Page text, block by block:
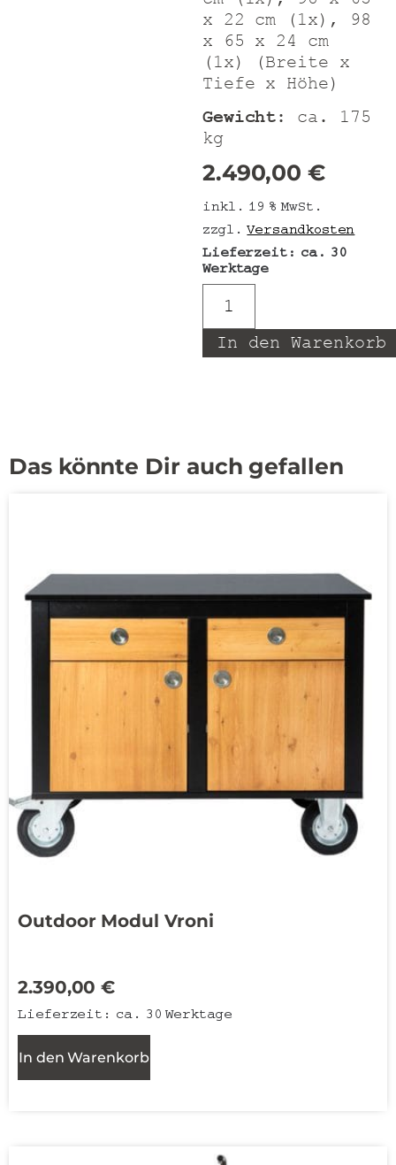
x 22 cm (1x), 98
x 65 x 24 cm
(1x) (Breite x
Tiefe x Höhe)
Gewicht:
ca. 175
kg
2.490,00€
inkl. 19 % MwSt.
zzgl.Versandkosten
Lieferzeit: ca. 30
Werktage
In den Warenkorb
Das könnte Dir auch gefallen
Outdoor Modul Vroni
2.390,00€
Lieferzeit: ca. 30 Werktage
In den Warenkorb